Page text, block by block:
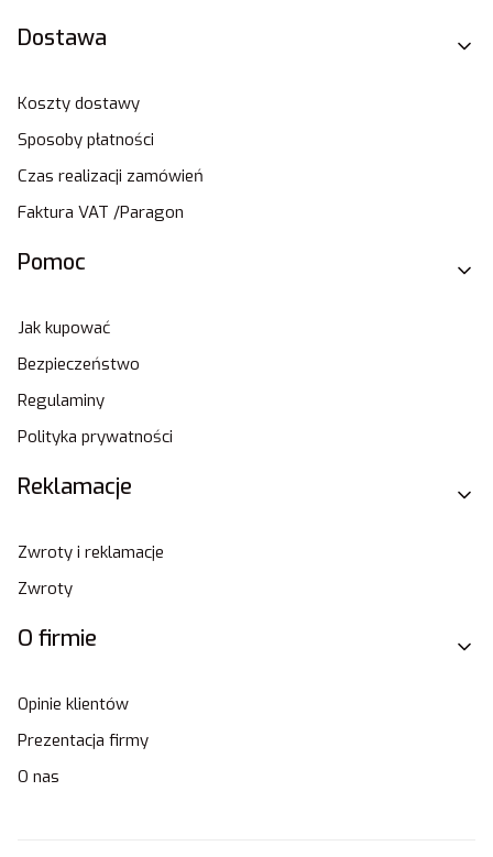
Dostawa
Koszty dostawy
Sposoby płatności
Czas realizacji zamówień
Faktura VAT /Paragon
Pomoc
Jak kupować
Bezpieczeństwo
Regulaminy
Polityka prywatności
Reklamacje
Zwroty i reklamacje
Zwroty
O firmie
Opinie klientów
Prezentacja firmy
O nas